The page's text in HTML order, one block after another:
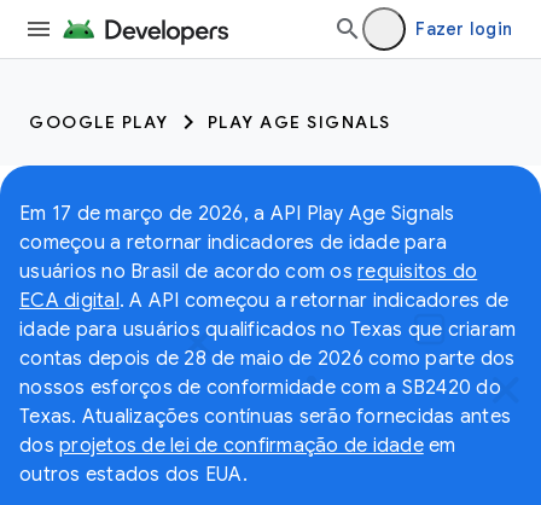
Fazer login
GOOGLE PLAY PLAY AGE SIGNALS
Em 17 de março de 2026, a API Play Age Signals
começou a retornar indicadores de idade para
usuários no Brasil de acordo com os requisitos do
ECA digital. A API começou a retornar indicadores de
idade para usuários qualificados no Texas que criaram
contas depois de 28 de maio de 2026 como parte dos
nossos esforços de conformidade com a SB2420 do
Texas. Atualizações contínuas serão fornecidas antes
dos projetos de lei de confirmação de idadeem
outros estados dos EUA.